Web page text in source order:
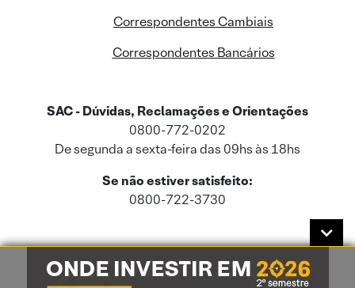
Correspondentes Cambiais
Correspondentes Bancários
SAC - Dúvidas, Reclamações e Orientações
0800-772-0202
De segunda a sexta-feira das 09hs às 18hs
Se não estiver satisfeito:
0800-722-3730
Este site usa cookies e dados pessoais de acordo com a nossaPolítica de
Cookies
e a nossaPolítica de Privacidade.